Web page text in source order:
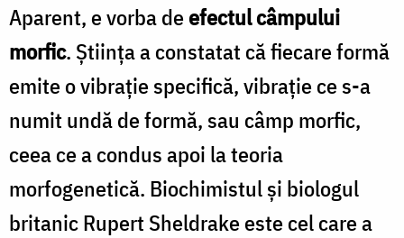
Aparent, e vorba deefectul câmpului
morfic. Ştiinţa a constatat că fiecare formă
emite o vibraţie specifică, vibraţie ce s-a
numit undă de formă, sau câmp morfic,
ceea ce a condus apoi la teoria
morfogenetică. Biochimistul şi biologul
britanic Rupert Sheldrake este cel care a